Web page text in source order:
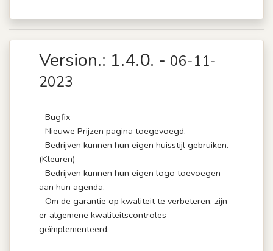
Version.: 1.4.0. - 06-11-
2023
- Bugfix
- Nieuwe Prijzen pagina toegevoegd.
- Bedrijven kunnen hun eigen huisstijl gebruiken.
(Kleuren)
- Bedrijven kunnen hun eigen logo toevoegen
aan hun agenda.
- Om de garantie op kwaliteit te verbeteren, zijn
er algemene kwaliteitscontroles
geïmplementeerd.